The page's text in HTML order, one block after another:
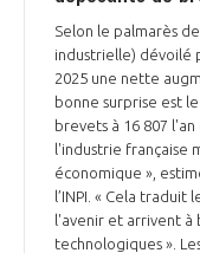
EMPLOI & FORMATION
ENVIRONNEMENT
INNOVATION
INTERNATIONALISATION
DOCUMENTS &
RAPPORTS D'ACTIVITÉS
Selon le palmarès
industrielle) dévoilé
2025 une nette
bonne surprise est
brevets à 16 807
l'industrie française
économique »,
l’INPI. « Cela traduit
l'avenir et arrivent à
technologiques ».